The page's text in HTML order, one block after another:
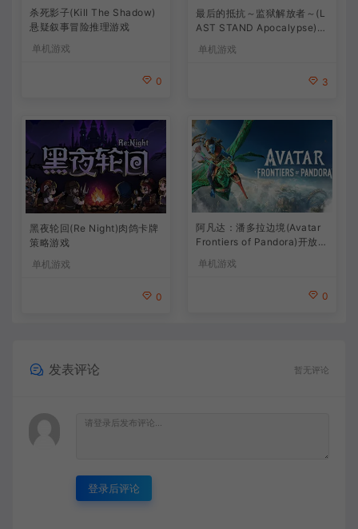
杀死影子(Kill The Shadow)
悬疑叙事冒险推理游戏
单机游戏
0
最后的抵抗～监狱解放者～(L
AST STAND Apocalypse)卡
单机游戏
3
黑夜轮回(Re Night)肉鸽卡牌
策略游戏
单机游戏
0
阿凡达：潘多拉边境(Avatar
Frontiers of Pandora)开放世
界冒险游戏
单机游戏
0
发表评论 暂无评论
登录后评论